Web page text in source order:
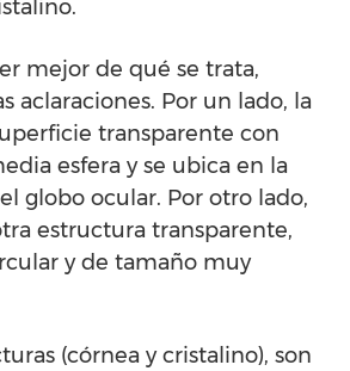
mejor de qué se trata,
aclaraciones. Por un lado, la
transparente con
esfera y se ubica en la
globo ocular. Por otro lado,
estructura transparente,
y de tamaño muy
(córnea y cristalino), son